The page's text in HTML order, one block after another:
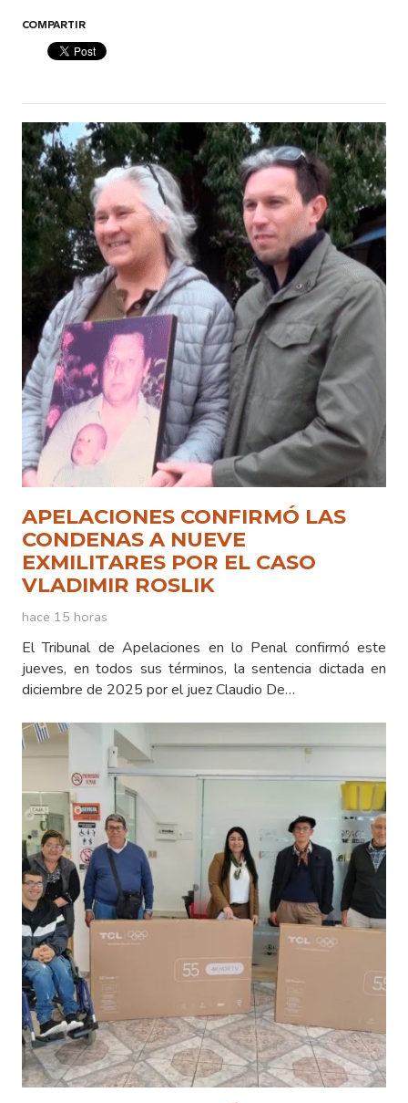
COMPARTIR
APELACIONES CONFIRMÓ LAS
CONDENAS A NUEVE
EXMILITARES POR EL CASO
VLADIMIR ROSLIK
hace 15 horas
El Tribunal de Apelaciones en lo Penal confirmó este
jueves, en todos sus términos, la sentencia dictada en
diciembre de 2025 por el juez Claudio De…